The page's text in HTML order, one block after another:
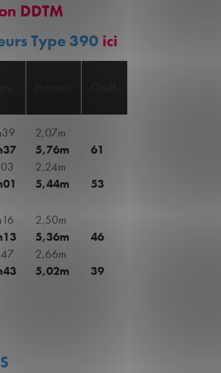
DDTM
Type 390 ici
2,07m
5,76m
2,24m
5,44m
61
53
2,50m
5,36m
2,66m
5,02m
46
39